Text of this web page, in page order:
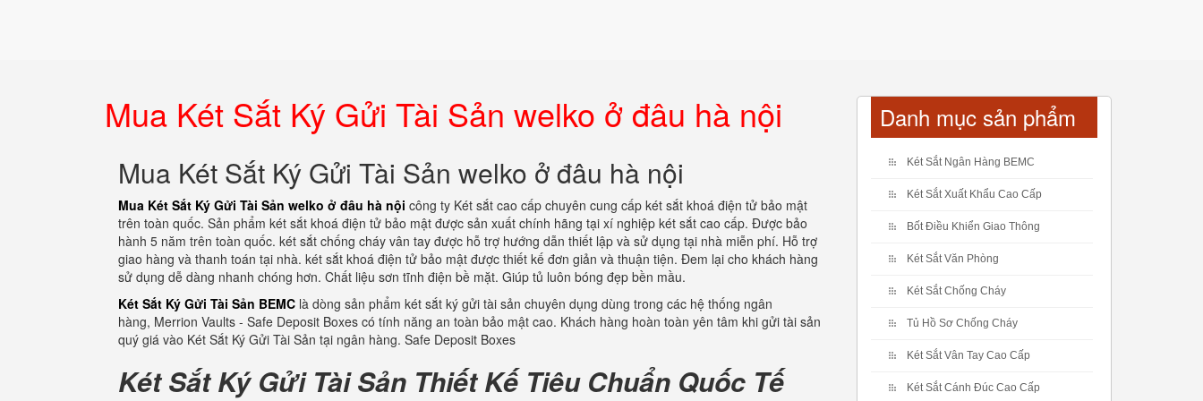
Mua Két Sắt Ký Gửi Tài Sản welko ở đâu hà nội
Mua Két Sắt Ký Gửi Tài Sản welko ở đâu hà nội
Mua Két Sắt Ký Gửi Tài Sản welko ở đâu hà nội công ty Két sắt cao cấp chuyên cung cấp két sắt khoá điện tử bảo mật
trên toàn quốc. Sản phẩm két sắt khoá điện tử bảo mật được sản xuất chính hãng tại xí nghiệp két sắt cao cấp. Được bảo
hành 5 năm trên toàn quốc. két sắt chống cháy vân tay được hỗ trợ hướng dẫn thiết lập và sử dụng tại nhà miễn phí. Hỗ trợ
giao hàng và thanh toán tại nhà. két sắt khoá điện tử bảo mật được thiết kế đơn giản và thuận tiện. Đem lại cho khách hàng
sử dụng dễ dàng nhanh chóng hơn. Chất liệu sơn tĩnh điện bề mặt. Giúp tủ luôn bóng đẹp bền mầu.
Két Sắt Ký Gửi Tài Sản BEMC là dòng sản phẩm két sắt ký gửi tài sản chuyên dụng dùng trong các hệ thống ngân
hàng, Merrion Vaults - Safe Deposit Boxes có tính năng an toàn bảo mật cao. Khách hàng hoàn toàn yên tâm khi gửi tài sản
quý giá vào Két Sắt Ký Gửi Tài Sản tại ngân hàng. Safe Deposit Boxes
Két Sắt Ký Gửi Tài Sản Thiết Kế Tiêu Chuẩn Quốc Tế
Danh mục sản phẩm
Két Sắt Ngân Hàng BEMC
Két Sắt Xuất Khẩu Cao Cấp
Bốt Điều Khiển Giao Thông
Két Sắt Văn Phòng
Két Sắt Chống Cháy
Tủ Hồ Sơ Chống Cháy
Két Sắt Vân Tay Cao Cấp
Két Sắt Cánh Đúc Cao Cấp